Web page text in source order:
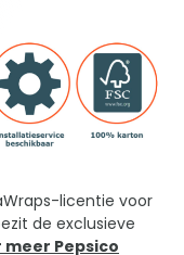
licentie voor
de exclusieve
meer Pepsico